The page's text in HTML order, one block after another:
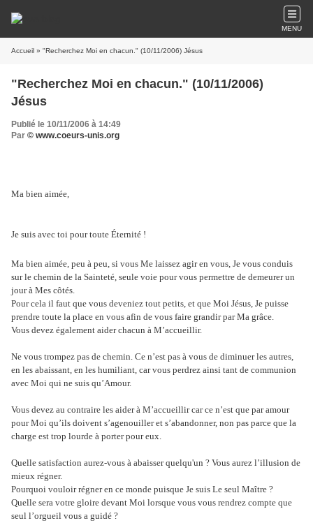
MENU
Accueil » "Recherchez Moi en chacun." (10/11/2006) Jésus
"Recherchez Moi en chacun." (10/11/2006)
Jésus
Publié le 10/11/2006 à 14:49
Par © www.coeurs-unis.org
Ma bien aimée,
Je suis avec toi pour toute Éternité !
Ma bien aimée, peu à peu, si vous Me laissez agir en vous, Je vous conduis
sur le chemin de la Sainteté, seule voie pour vous permettre de demeurer un
jour à Mes côtés.
Pour cela il faut que vous deveniez tout petits, et que Moi Jésus, Je puisse
prendre toute la place en vous afin de vous faire grandir par Ma grâce.
Vous devez également aider chacun à M’accueillir.
Ne vous trompez pas de chemin. Ce n’est pas à vous de diminuer les autres,
en les abaissant, en les humiliant, car vous perdrez ainsi tant de communion
avec Moi qui ne suis qu’Amour.
Vous devez au contraire les aider à M’accueillir car ce n’est que par amour
pour Moi qu’ils doivent s’agenouiller et s’abandonner, non pas parce que la
charge est trop lourde à porter pour eux.
Quelle satisfaction aurez-vous à abaisser quelqu'un ? Vous aurez l’illusion de
mieux régner.
Pourquoi vouloir régner en ce monde puisque Je suis Le seul Maître ?
Quelle sera votre gloire devant Moi lorsque vous vous rendrez compte que
seul l’orgueil vous a guidé ?